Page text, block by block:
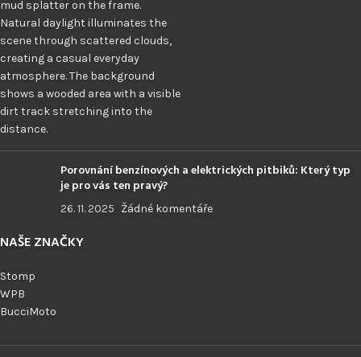
Porovnání benzínových a elektrických pitbiků: Který typ
je pro vás ten pravý?
26. 11. 2025 Žádné komentáře
NAŠE ZNAČKY
Stomp
WPB
BucciMoto